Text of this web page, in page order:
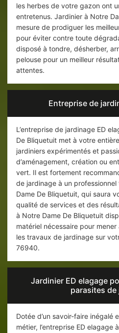
les herbes de votre gazon ont
entretenus. Jardinier à Notre
mesure de prodiguer les
pour éviter contre toute
disposé à tondre, désherber,
pelouse pour un meilleur
attentes.
Entreprise de
L’entreprise de jardinage ED
De Bliquetuit met à votre
jardiniers expérimentés et
d’aménagement, création ou
vert. Il est fortement
de jardinage à un
Dame De Bliquetuit, qui saura
qualité de services et des
à Notre Dame De Bliquetuit
matériel nécessaire pour
les travaux de jardinage sur
76940.
Jardinier ED elagage
parasites de
Dotée d’un savoir-faire inégalé
métier, l’entreprise ED elagage